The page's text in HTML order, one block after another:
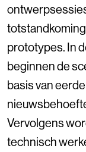
prototypes. In
beginnen de
basis van
Vervolgens
technisch